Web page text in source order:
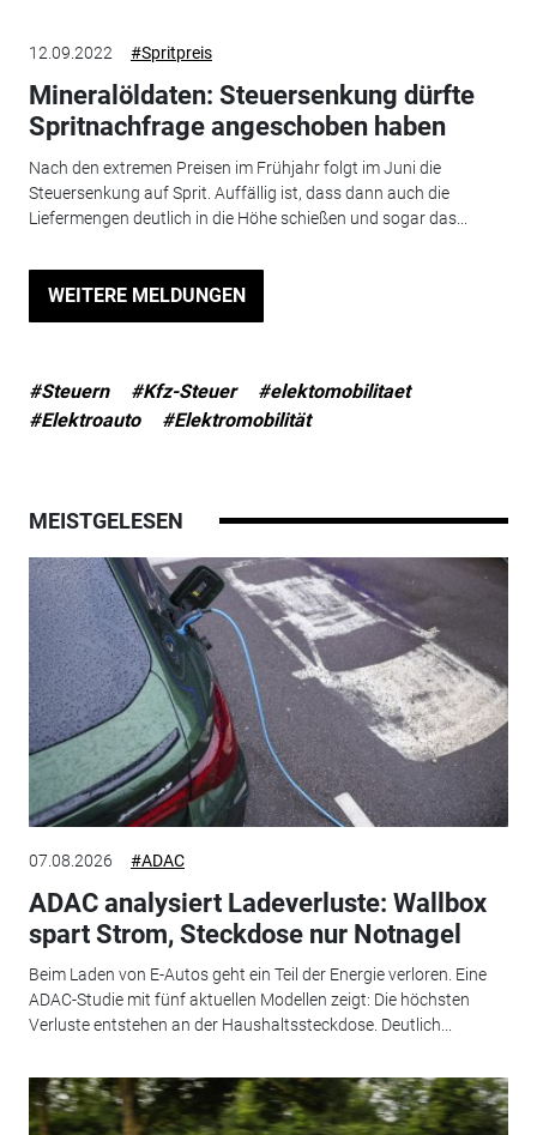
12.09.2022 #Spritpreis
Mineralöldaten: Steuersenkung dürfte
Spritnachfrage angeschoben haben
Nach den extremen Preisen im Frühjahr folgt im Juni die
Steuersenkung auf Sprit. Auffällig ist, dass dann auch die
Liefermengen deutlich in die Höhe schießen und sogar das...
WEITERE MELDUNGEN
#Steuern #Kfz-Steuer
#elektomobilitaet
#Elektroauto
#Elektromobilität
MEISTGELESEN
07.08.2026 #ADAC
ADAC analysiert Ladeverluste: Wallbox
spart Strom, Steckdose nur Notnagel
Beim Laden von E-Autos geht ein Teil der Energie verloren. Eine
ADAC-Studie mit fünf aktuellen Modellen zeigt: Die höchsten
Verluste entstehen an der Haushaltssteckdose. Deutlich...